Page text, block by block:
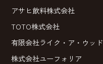
アサヒ飲料株式会社
TOTO株式会社
有限会社ライク・ア・ウッド
株式会社ユーフォリア